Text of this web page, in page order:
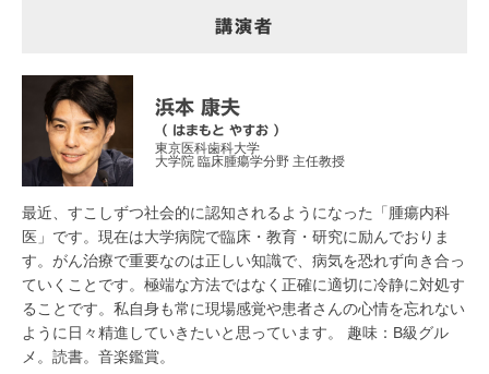
講演者
浜本 康夫
（ はまもと やすお ）
東京医科歯科大学
大学院 臨床腫瘍学分野 主任教授
最近、すこしずつ社会的に認知されるようになった「腫瘍内科
医」です。現在は大学病院で臨床・教育・研究に励んでおりま
す。がん治療で重要なのは正しい知識で、病気を恐れず向き合っ
ていくことです。極端な方法ではなく正確に適切に冷静に対処す
ることです。私自身も常に現場感覚や患者さんの心情を忘れない
ように日々精進していきたいと思っています。 趣味：B級グル
メ。読書。音楽鑑賞。